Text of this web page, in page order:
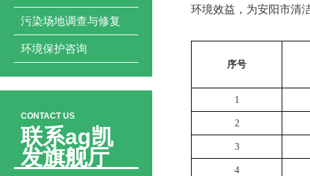
污染场地调查与修复
环境保护咨询
CONTACT US
联系ag凯
发旗舰厅
环境效益，为安阳市清
序号
1
2
3
4